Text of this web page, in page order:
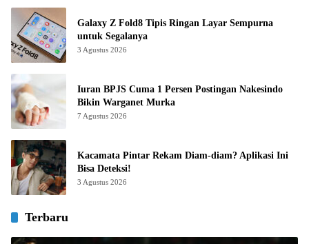
Galaxy Z Fold8 Tipis Ringan Layar Sempurna
untuk Segalanya
3 Agustus 2026
Iuran BPJS Cuma 1 Persen Postingan Nakesindo
Bikin Warganet Murka
7 Agustus 2026
Kacamata Pintar Rekam Diam-diam? Aplikasi Ini
Bisa Deteksi!
3 Agustus 2026
Terbaru